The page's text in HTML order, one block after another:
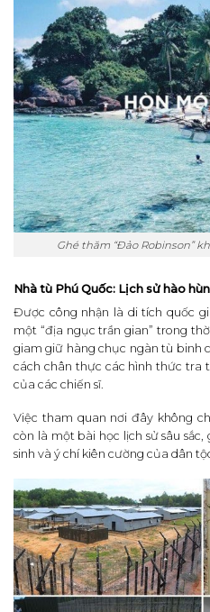
Ghé thăm “Đảo Robinson”
Nhà tù Phú Quốc: Lịch sử hào
Được công nhận là di tích quốc
một “địa ngục trần gian” trong
giam giữ hàng chục ngàn tù binh
cách chân thực các hình thức tra
của các chiến sĩ.
Việc tham quan nơi đây không
còn là một bài học lịch sử sâu
sinh và ý chí kiên cường của dân